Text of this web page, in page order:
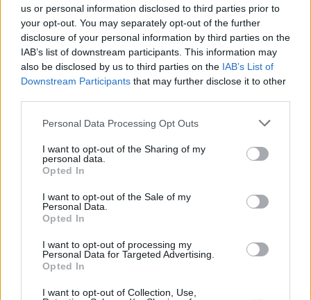
us or personal information disclosed to third parties prior to
your opt-out. You may separately opt-out of the further
disclosure of your personal information by third parties on the
IAB’s list of downstream participants. This information may
also be disclosed by us to third parties on the IAB’s List of
Downstream Participants that may further disclose it to other
Personal Data Processing Opt Outs
I want to opt-out of the Sharing of my
personal data.
Opted In
I want to opt-out of the Sale of my
Personal Data.
Opted In
I want to opt-out of processing my
Personal Data for Targeted Advertising.
Opted In
I want to opt-out of Collection, Use,
16/01/2011
Totti ha pagato il suo essere
autentico
Bravo Francesco, cuore di Roma
06/07/2009
Ma quali duellanti? Un Brasile
autentico, almeno fino a quando
campioni del Mondo scialbe